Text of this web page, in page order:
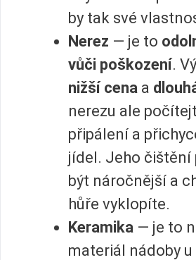
by tak své
Nerez — je to
vůči poškození.
nižší cena a
nerezu ale
připálení a
jídel. Jeho čištění
být náročnější a
hůře vyklopíte.
Keramika — je to
materiál nádoby